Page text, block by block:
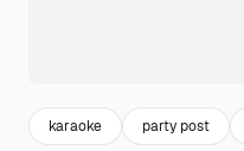
karaoke party post